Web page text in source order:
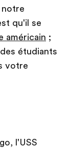
notre
qu'il se
américain ;
étudiants
votre
l'USS